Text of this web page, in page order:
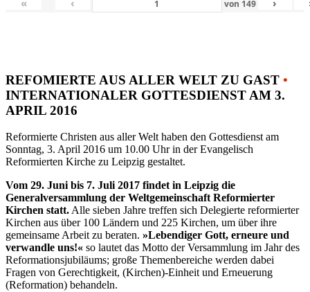
«
‹ von 149 ›
REFOMIERTE AUS ALLER WELT ZU GAST •
INTERNATIONALER GOTTESDIENST AM 3.
APRIL 2016
Reformierte Christen aus aller Welt haben den Gottesdienst am
Sonntag, 3. April 2016 um 10.00 Uhr in der Evangelisch
Reformierten Kirche zu Leipzig gestaltet.
Vom 29. Juni bis 7. Juli 2017 findet in Leipzig die
Generalversammlung der Weltgemeinschaft Reformierter
Kirchen statt.Alle sieben Jahre treffen sich Delegierte reformierter
Kirchen aus über 100 Ländern und 225 Kirchen, um über ihre
gemeinsame Arbeit zu beraten. »Lebendiger Gott, erneure und
verwandle uns!« so lautet das Motto der Versammlung im Jahr des
Reformationsjubiläums; große Themenbereiche werden dabei
Fragen von Gerechtigkeit, (Kirchen)-Einheit und Erneuerung
(Reformation) behandeln.